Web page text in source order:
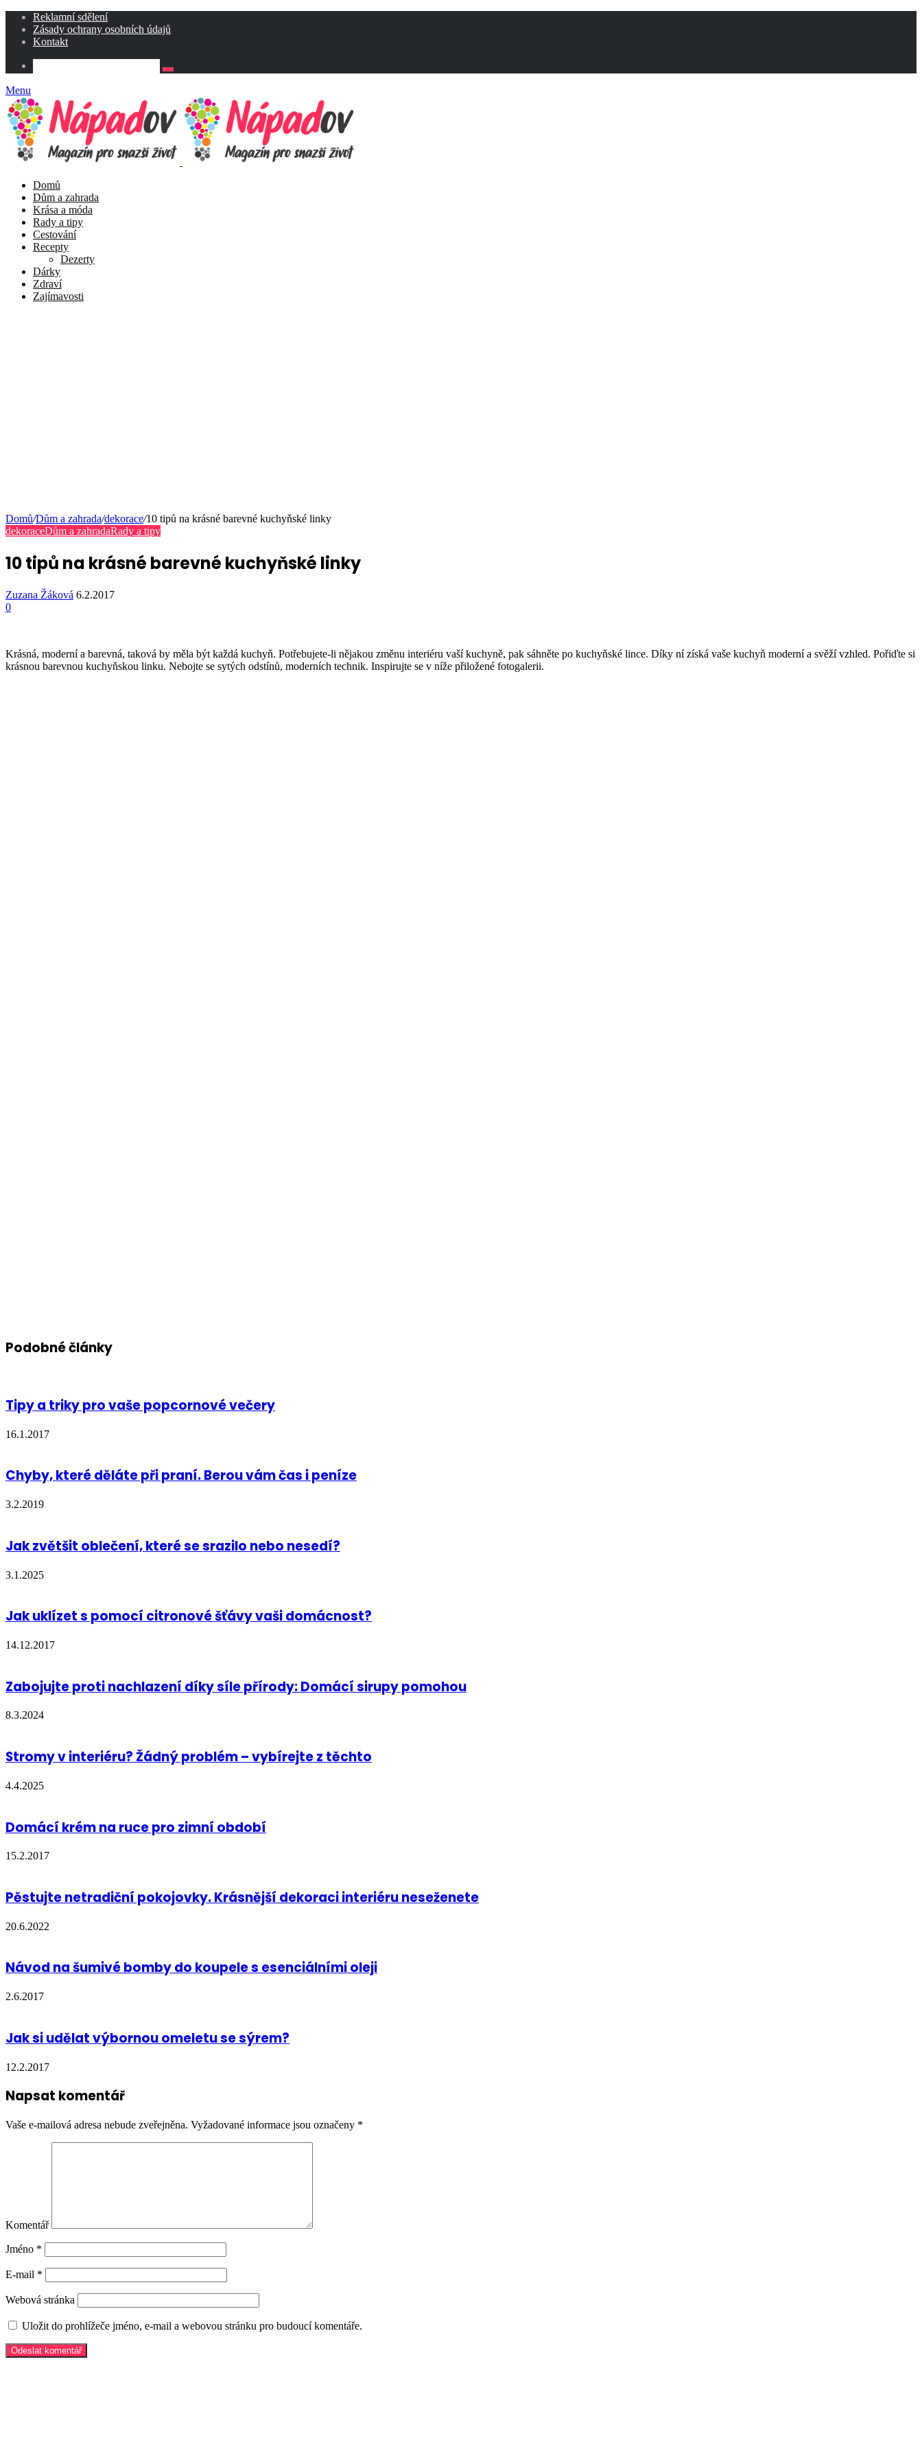
Reklamní sdělení
Zásady ochrany osobních údajů
Kontakt
Menu
Domů
Dům a zahrada
Krása a móda
Rady a tipy
Cestování
Recepty
Dezerty
Dárky
Zdraví
Zajímavosti
Domů/Dům a zahrada/dekorace/10 tipů na krásné barevné kuchyňské linky
dekoraceDům a zahradaRady a tipy
10 tipů na krásné barevné kuchyňské linky
Zuzana Žáková 6.2.2017
0
Krásná, moderní a barevná, taková by měla být každá kuchyň. Potřebujete-li nějakou změnu interiéru vaší kuchyně, pak sáhněte po kuchyňské lince. Díky ní získá vaše kuchyň moderní a svěží vzhled. Pořiďte si
krásnou barevnou kuchyňskou linku. Nebojte se sytých odstínů, moderních technik. Inspirujte se v níže přiložené fotogalerii.
Podobné články
Tipy a triky pro vaše popcornové večery
16.1.2017
Chyby, které děláte při praní. Berou vám čas i peníze
3.2.2019
Jak zvětšit oblečení, které se srazilo nebo nesedí?
3.1.2025
Jak uklízet s pomocí citronové šťávy vaši domácnost?
14.12.2017
Zabojujte proti nachlazení díky síle přírody: Domácí sirupy pomohou
8.3.2024
Stromy v interiéru? Žádný problém – vybírejte z těchto
4.4.2025
Domácí krém na ruce pro zimní období
15.2.2017
Pěstujte netradiční pokojovky. Krásnější dekoraci interiéru neseženete
20.6.2022
Návod na šumivé bomby do koupele s esenciálními oleji
2.6.2017
Jak si udělat výbornou omeletu se sýrem?
12.2.2017
Napsat komentář
Vaše e-mailová adresa nebude zveřejněna. Vyžadované informace jsou označeny *
Komentář
Jméno *
E-mail *
Webová stránka
Uložit do prohlížeče jméno, e-mail a webovou stránku pro budoucí komentáře.